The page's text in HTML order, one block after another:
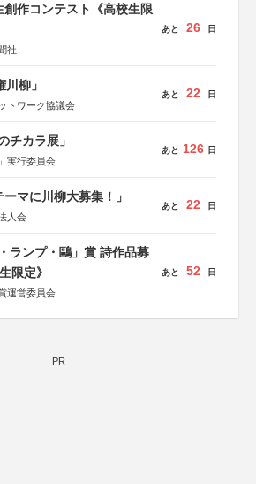
作コンテスト《高校生限
社
あと 26 日
柳」
トワーク協議会
あと 22 日
チカラ展」
実行委員会
あと 126 日
マに川柳大募集！」
人会
あと 22 日
ランプ・鷗」賞 詩作品募
限定》
運営委員会
あと 52 日
PR